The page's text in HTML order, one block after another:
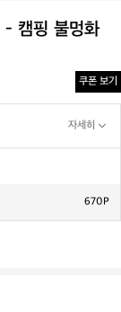
- 캠핑 불멍화
쿠폰 보기
자세히
670P